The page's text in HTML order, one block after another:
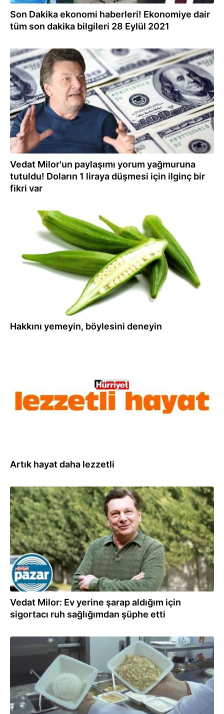
Son Dakika ekonomi haberleri! Ekonomiye dair
tüm son dakika bilgileri 28 Eylül 2021
28.09.2021
Vedat Milor'un paylaşımı yorum yağmuruna
tutuldu! Doların 1 liraya düşmesi için ilginç bir
fikri var
18.09.2021
Hakkını yemeyin, böylesini deneyin
Artık hayat daha lezzetli
23.05.2021
Vedat Milor: Ev yerine şarap aldığım için
sigortacı ruh sağlığımdan şüphe etti
04.05.2021